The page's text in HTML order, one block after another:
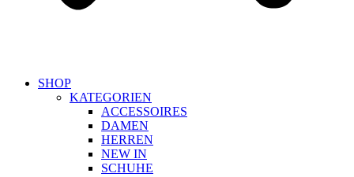
SHOP
KATEGORIEN
ACCESSOIRES
DAMEN
HERREN
NEW IN
SCHUHE